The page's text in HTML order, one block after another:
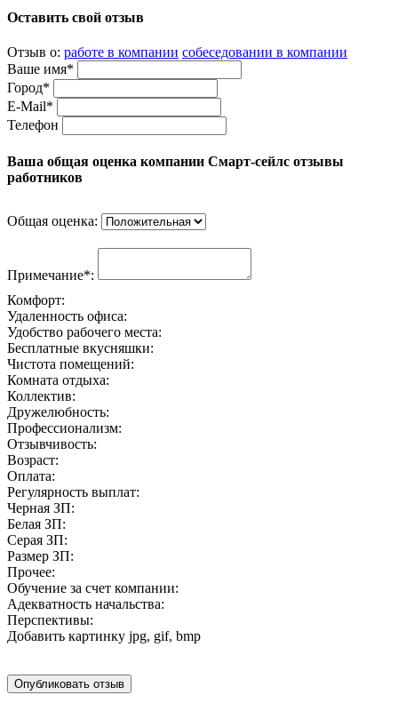
Оставить свой отзыв
Отзыв о: работе в компании собеседовании в компании
Ваше имя*
Город*
E-Mail*
Телефон
Ваша общая оценка компании Смарт-сейлс отзывы
работников
Общая оценка:
Примечание*:
Комфорт:
Удаленность офиса:
Удобство рабочего места:
Бесплатные вкусняшки:
Чистота помещений:
Комната отдыха:
Коллектив:
Дружелюбность:
Профессионализм:
Отзывчивость:
Возраст:
Оплата:
Регулярность выплат:
Черная ЗП:
Белая ЗП:
Серая ЗП:
Размер ЗП:
Прочее:
Обучение за счет компании:
Адекватность начальства:
Перспективы:
Добавить картинку jpg, gif, bmp